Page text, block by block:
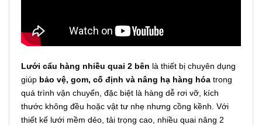
Lưới cẩu hàng nhiều quai 2 bên là thiết bị chuyên dụng
giúp bảo vệ, gom, cố định và nâng hạ hàng hóa trong
quá trình vận chuyển, đặc biệt là hàng dễ rơi vỡ, kích
thước không đều hoặc vật tư nhẹ nhưng cồng kềnh. Với
thiết kế lưới mềm dẻo, tải trọng cao, nhiều quai nâng 2